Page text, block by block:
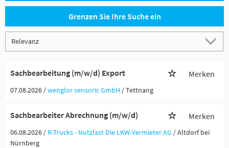
Grenzen Sie Ihre Suche ein
Sachbearbeitung (m/w/d) Export Merken
07.08.2026 /wenglor sensoric GmbH / Tettnang
Sachbearbeiter Abrechnung (m/w/d) Merken
06.08.2026 / R-Trucks - Nutzlast Die LKW-Vermieter AG / Altdorf bei
Nürnberg